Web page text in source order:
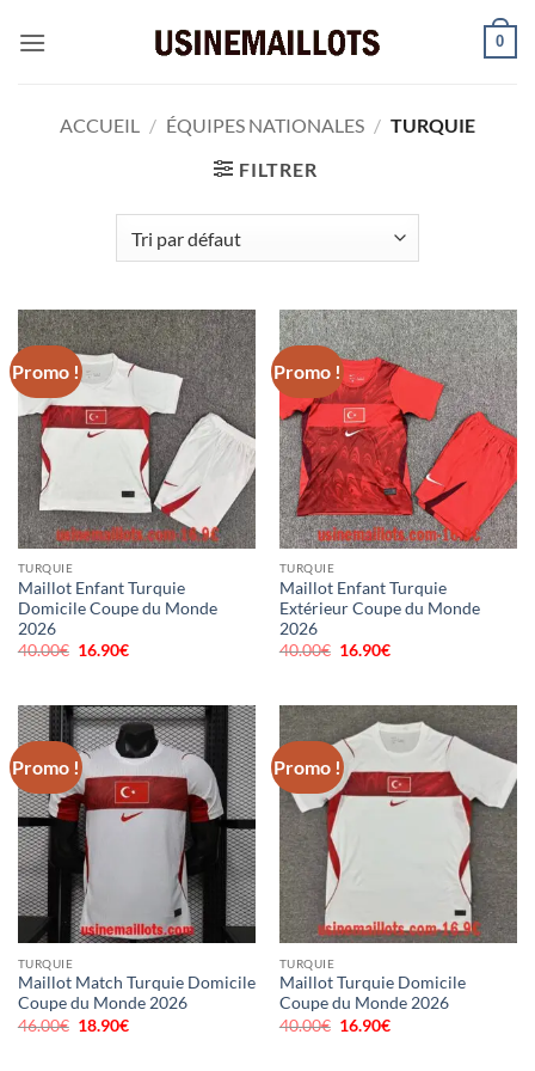
0
ACCUEIL / ÉQUIPES NATIONALES / TURQUIE
FILTRER
Promo !
TURQUIE
Maillot Enfant Turquie
Domicile Coupe du Monde
2026
40.00€ Le
40.00€.
16.90€Le
16.90€.
Promo !
TURQUIE
Maillot Enfant Turquie
Extérieur Coupe du Monde
2026
40.00€ Le
40.00€.
16.90€Le
16.90€.
Promo !
TURQUIE
Maillot Match Turquie Domicile
Coupe du Monde 2026
46.00€ Le
18.90€Le
Promo !
TURQUIE
Maillot Turquie Domicile
Coupe du Monde 2026
40.00€ Le
16.90€Le